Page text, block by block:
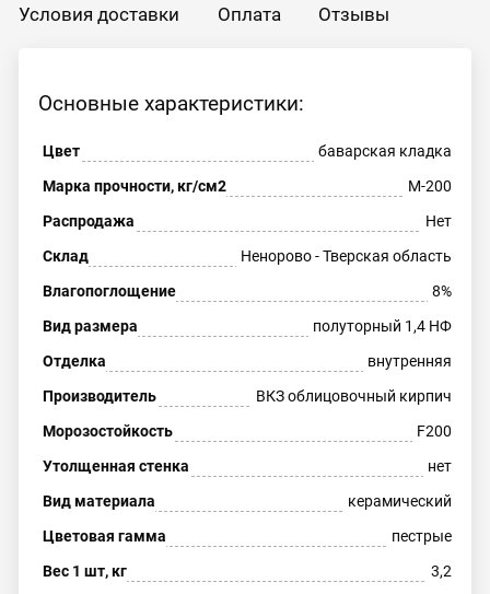
Условия доставки
Оплата Отзывы
Основные характеристики:
Цвет
баварская кладка
Марка прочности, кг/см2
М-200
Распродажа
Нет
Склад
Ненорово - Тверская область
Влагопоглощение
8%
Вид размера
полуторный 1,4 НФ
Отделка
внутренняя
Производитель
ВКЗ облицовочный кирпич
Морозостойкость
F200
Утолщенная стенка
нет
Вид материала
керамический
Цветовая гамма
пестрые
Вес 1 шт, кг
3,2